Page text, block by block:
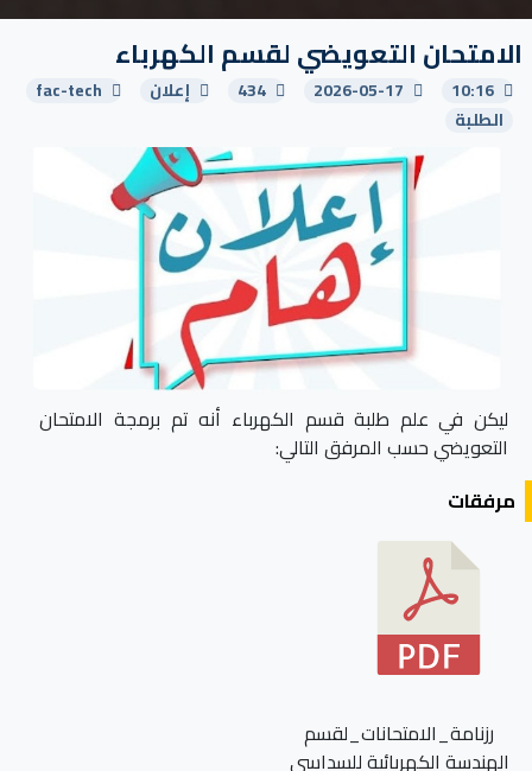
الامتحان التعويضي لقسم الكهرباء
10:16
2026-05-17
434 إعلان
fac-tech
الطلبة
ليكن في علم طلبة قسم الكهرباء أنه تم برمجة الامتحان
التعويضي حسب المرفق التالي:
مرفقات
رزنامة_الامتحانات_لقسم
الهندسة الكهربائية للسداسي